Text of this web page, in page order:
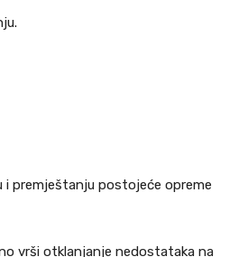
i premještanju postojeće opreme
vrši otklanjanje nedostataka na